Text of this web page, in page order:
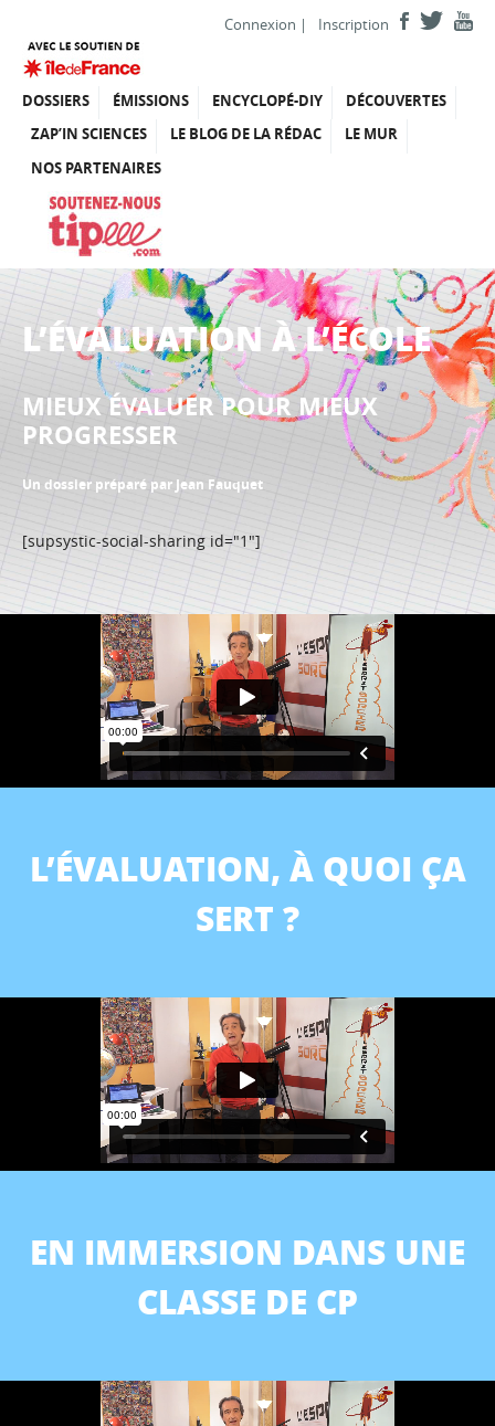
Connexion | Inscription
DOSSIERS ÉMISSIONS ENCYCLOPÉ-DIY
DÉCOUVERTES
ZAP’IN SCIENCES
LE BLOG DE LA RÉDAC
LE MUR
NOS PARTENAIRES
L’ÉVALUATION À L’ÉCOLE
MIEUX ÉVALUER POUR MIEUX
PROGRESSER
Un dossier préparé par Jean Fauquet
[supsystic-social-sharing id="1"]
L’ÉVALUATION, À QUOI ÇA
SERT ?
EN IMMERSION DANS UNE
CLASSE DE CP